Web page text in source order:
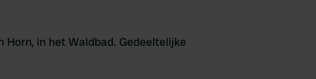
Horn, in het Waldbad. Gedeeltelijke